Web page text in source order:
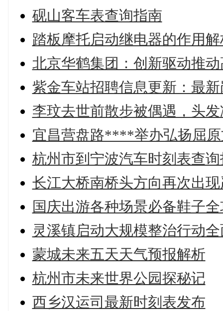
砚山客车表查询指南
踏板摩托启动继电器的作用解
北京华鹤集团：创新驱动推
紫金车站招聘信息更新：最
李玟去世前散步被偶遇，头
宜昌营盘路****举办弘扬屈
杭州市到宁波汽车时刻表查
长江大桥南桥头方向再次出
国庆出游各种场景必备鞋子
灵溪镇启动大规模整治行动
蒙城未来五天天气预报解析
杭州市未来世界公园探秘记
西乡汉运司最新时刻表发布